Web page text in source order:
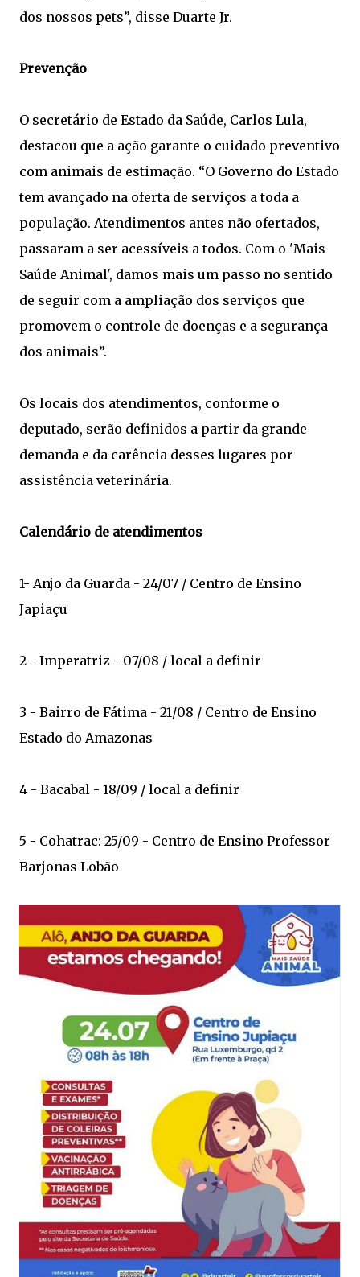
dos nossos pets”, disse Duarte Jr.
Prevenção
O secretário de Estado da Saúde, Carlos Lula,
destacou que a ação garante o cuidado preventivo
com animais de estimação. “O Governo do Estado
tem avançado na oferta de serviços a toda a
população. Atendimentos antes não ofertados,
passaram a ser acessíveis a todos. Com o 'Mais
Saúde Animal', damos mais um passo no sentido
de seguir com a ampliação dos serviços que
promovem o controle de doenças e a segurança
dos animais”.
Os locais dos atendimentos, conforme o
deputado, serão definidos a partir da grande
demanda e da carência desses lugares por
assistência veterinária.
Calendário de atendimentos
1- Anjo da Guarda - 24/07 / Centro de Ensino
Japiaçu
2 - Imperatriz - 07/08 / local a definir
3 - Bairro de Fátima - 21/08 / Centro de Ensino
Estado do Amazonas
4 - Bacabal - 18/09 / local a definir
5 - Cohatrac: 25/09 - Centro de Ensino Professor
Barjonas Lobão